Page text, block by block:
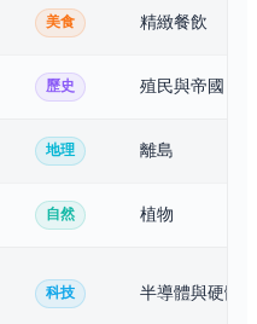
美食 精緻餐飲
歷史 殖民與帝國
地理 離島
自然 植物
科技 半導體與硬體